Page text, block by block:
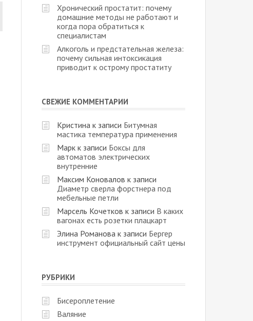
Хронический простатит: почему
домашние методы не работают и
когда пора обратиться к
специалистам
Алкоголь и предстательная железа:
почему сильная интоксикация
приводит к острому простатиту
СВЕЖИЕ КОММЕНТАРИИ
Кристина к записи Битумная
мастика температура применения
Марк к записи Боксы для
автоматов электрических
внутренние
Максим Коновалов к записи
Диаметр сверла форстнера под
мебельные петли
Марсель Кочетков к записи В каких
вагонах есть розетки плацкарт
Элина Романова к записи Бергер
инструмент официальный сайт цены
РУБРИКИ
Бисероплетение
Валяние